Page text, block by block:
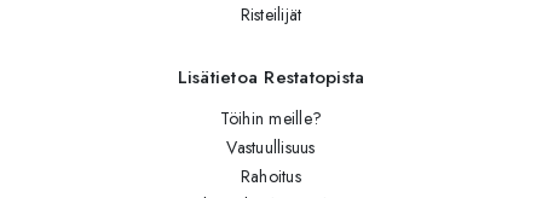
Risteilijät
Lisätietoa Restatopista
Töihin meille?
Vastuullisuus
Rahoitus